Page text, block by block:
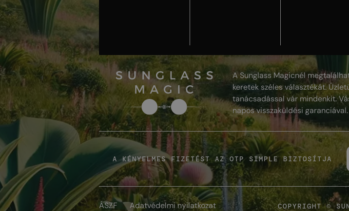
A Sunglass Magicnél
keretek széles választékát.
tanácsadással vár mindenkit.
napos visszaküldési garanciával.
A KÉNYELMES FIZETÉST AZ OTP SIMPLE BIZTOSÍTJA
ÁSZF
Adatvédelmi nyilatkozat
COPYRIGHT ©